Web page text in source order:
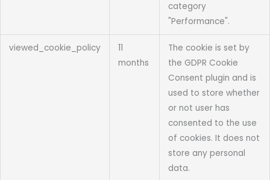
category
"Performance".
viewed_cookie_policy
11
months
The cookie is set by
the GDPR Cookie
Consent plugin and is
used to store whether
or not user has
consented to the use
of cookies. It does not
store any personal
data.